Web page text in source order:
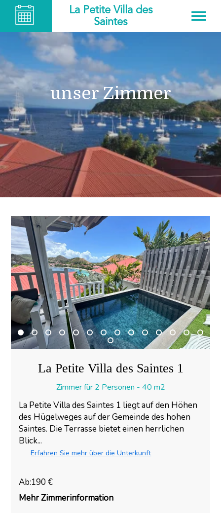
La Petite Villa des
Saintes
unser Zimmer
La Petite Villa des Saintes 1
Zimmer für 2 Personen - 40 m2
La Petite Villa des Saintes 1 liegt auf den Höhen
des Hügelweges auf der Gemeinde des hohen
Saintes. Die Terrasse bietet einen herrlichen
Blick...
Erfahren Sie mehr über die Unterkunft
Ab:190 €
Mehr Zimmerinformation